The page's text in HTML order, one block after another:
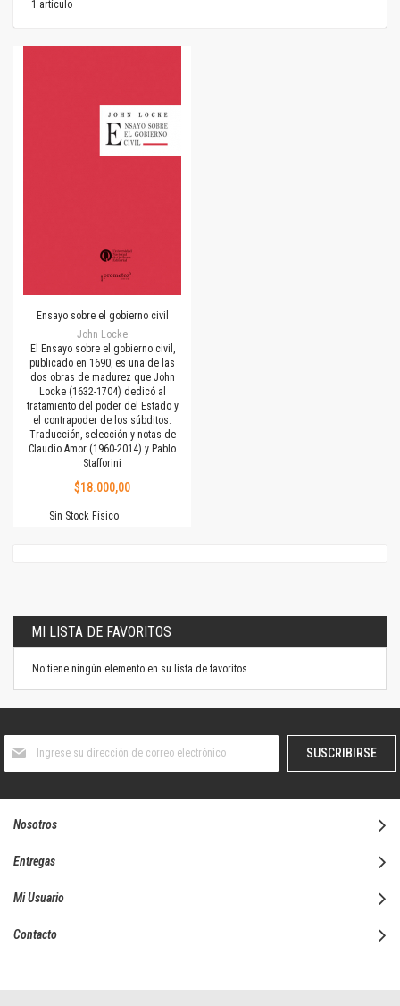
1 artículo
Ensayo sobre el gobierno civil
John Locke
El Ensayo sobre el gobierno civil,
publicado en 1690, es una de las
dos obras de madurez que John
Locke (1632-1704) dedicó al
tratamiento del poder del Estado y
el contrapoder de los súbditos.
Traducción, selección y notas de
Claudio Amor (1960-2014) y Pablo
Stafforini
$18.000,00
Sin Stock Físico
MI LISTA DE FAVORITOS
No tiene ningún elemento en su lista de favoritos.
boletín
SUSCRIBIRSE
Nosotros
Entregas
Mi Usuario
Contacto